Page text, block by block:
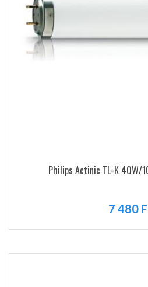
Philips Actinic TL-K 40W/
7 480